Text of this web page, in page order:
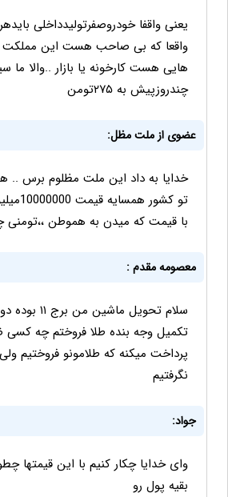
یعنی واقفا خودروصفرتولیدداخلی
واقعا که بی صاحب هست این
چندروزپیش به ۲۷۵تومن
عضوی از ملت مظل:
خدایا به داد این ملت مظلوم برس ..
تو کشور
با قیمت که میدن به هموطن ،،تومنی
معصومه مقدم :
سلام تحویل
تکمیل وجه بنده طلا فروختم چه کسی
پرداخت میکنه که طلامونو فروختیم
نگرفتیم
جواد:
وای خدایا چکار کنیم با این قیمتها
بقیه پول رو